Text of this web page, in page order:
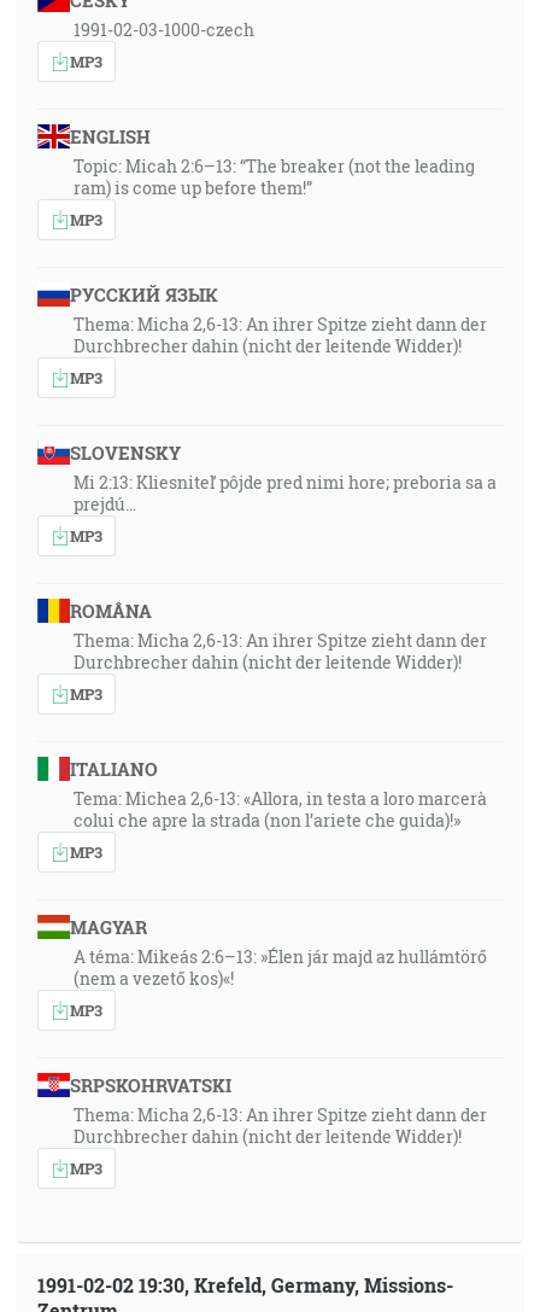
1991-02-03-1000-czech
MP3
ENGLISH
Topic: Micah 2:6–13: “The breaker (not the leading
ram) is come up before them!”
MP3
РУССКИЙ ЯЗЫК
Thema: Micha 2,6-13: An ihrer Spitze zieht dann der
Durchbrecher dahin (nicht der leitende Widder)!
MP3
SLOVENSKY
Mi 2:13: Kliesniteľ pôjde pred nimi hore; preboria sa a
prejdú…
MP3
ROMÂNA
Thema: Micha 2,6-13: An ihrer Spitze zieht dann der
Durchbrecher dahin (nicht der leitende Widder)!
MP3
ITALIANO
Tema: Michea 2,6-13: «Allora, in testa a loro marcerà
colui che apre la strada (non l’ariete che guida)!»
MP3
MAGYAR
A téma: Mikeás 2:6–13: »Élen jár majd az hullámtörő
(nem a vezető kos)«!
MP3
SRPSKOHRVATSKI
Thema: Micha 2,6-13: An ihrer Spitze zieht dann der
Durchbrecher dahin (nicht der leitende Widder)!
MP3
1991-02-02 19:30, Krefeld, Germany, Missions-